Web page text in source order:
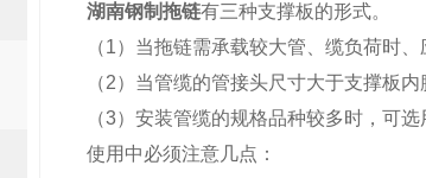
湖南钢制拖链有三种支撑板的形式。
（1）当拖链需承载较大管、缆负荷时
（2）当管缆的管接头尺寸大于支撑板
（3）安装管缆的规格品种较多时，可
使用中必须注意几点：